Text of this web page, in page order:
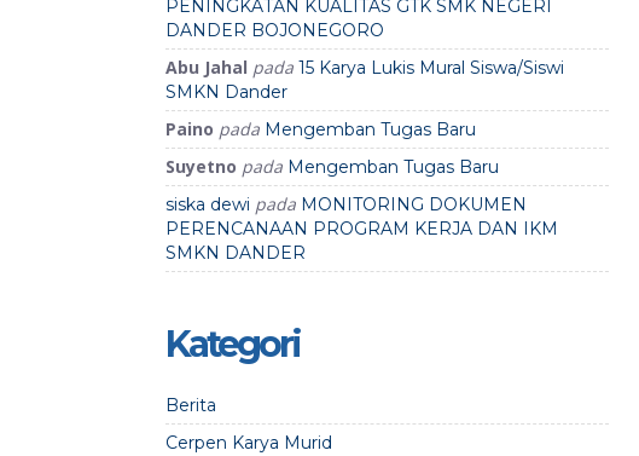
PENINGKATAN KUALITAS GTK SMK NEGERI
DANDER BOJONEGORO
Abu Jahal pada 15 Karya Lukis Mural Siswa/Siswi
SMKN Dander
Paino pada Mengemban Tugas Baru
Suyetno pada Mengemban Tugas Baru
siska dewi pada MONITORING DOKUMEN
PERENCANAAN PROGRAM KERJA DAN IKM
SMKN DANDER
Kategori
Berita
Cerpen Karya Murid